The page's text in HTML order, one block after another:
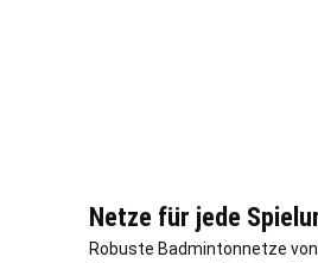
Netze für jede
Robuste Badmintonnetze